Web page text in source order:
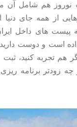
نوروز هم شامل آن
از همه جای
پیست های داخل
است و دوست
هم تجربه کنید، ثبت
زودتر برنامه